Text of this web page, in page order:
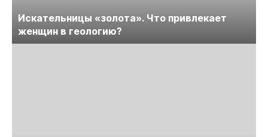
Искательницы «золота». Что привлекает
женщин в геологию?